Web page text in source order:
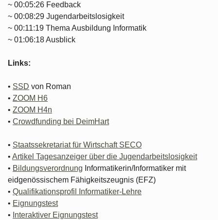
~ 00:05:26 Feedback
~ 00:08:29 Jugendarbeitslosigkeit
~ 00:11:19 Thema Ausbildung Informatik
~ 01:06:18 Ausblick
Links:
• SSD von Roman
• ZOOM H6
• ZOOM H4n
• Crowdfunding bei DeimHart
• Staatssekretariat für Wirtschaft SECO
• Artikel Tagesanzeiger über die Jugendarbeitslosigkeit
• Bildungsverordnung Informatikerin/Informatiker mit
eidgenössischem Fähigkeitszeugnis (EFZ)
• Qualifikationsprofil Informatiker-Lehre
• Eignungstest
• Interaktiver Eignungstest